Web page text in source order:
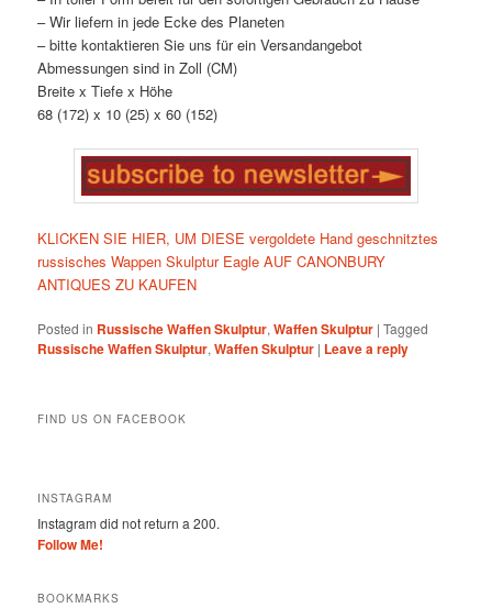
– Wir liefern in jede Ecke des Planeten
– bitte kontaktieren Sie uns für ein Versandangebot
Abmessungen sind in Zoll (CM)
Breite x Tiefe x Höhe
68 (172) x 10 (25) x 60 (152)
KLICKEN SIE HIER, UM DIESE vergoldete Hand geschnitztes
russisches Wappen Skulptur Eagle AUF CANONBURY
ANTIQUES ZU KAUFEN
Posted in Russische Waffen Skulptur,Waffen Skulptur |Tagged
Russische Waffen Skulptur,Waffen Skulptur | Leave a reply
FIND US ON FACEBOOK
INSTAGRAM
Instagram did not return a 200.
Follow Me!
BOOKMARKS